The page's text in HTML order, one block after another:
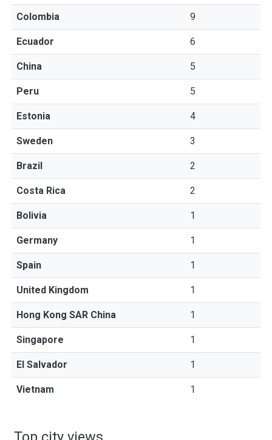
Colombia 9
Ecuador 6
China 5
Peru 5
Estonia 4
Sweden 3
Brazil 2
Costa Rica 2
Bolivia 1
Germany 1
Spain 1
United Kingdom 1
Hong Kong SAR China 1
Singapore 1
El Salvador 1
Vietnam 1